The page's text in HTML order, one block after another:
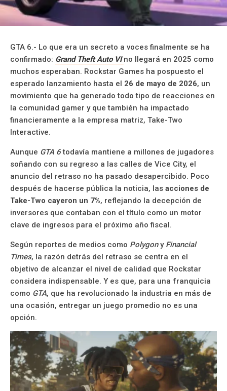
GTA 6.- Lo que era un secreto a voces finalmente se ha
confirmado: Grand Theft Auto VIno llegará en 2025 como
muchos esperaban. Rockstar Games ha pospuesto el
esperado lanzamiento hasta el 26 de mayo de 2026, un
movimiento que ha generado todo tipo de reacciones en
la comunidad gamer y que también ha impactado
financieramente a la empresa matriz, Take-Two
Interactive.
Aunque GTA 6todavía mantiene a millones de jugadores
soñando con su regreso a las calles de Vice City, el
anuncio del retraso no ha pasado desapercibido. Poco
después de hacerse pública la noticia, las acciones de
Take-Two cayeron un 7%, reflejando la decepción de
inversores que contaban con el título como un motor
clave de ingresos para el próximo año fiscal.
Según reportes de medios como Polygony Financial
Times, la razón detrás del retraso se centra en el
objetivo de alcanzar el nivel de calidad que Rockstar
considera indispensable. Y es que, para una franquicia
como GTA, que ha revolucionado la industria en más de
una ocasión, entregar un juego promedio no es una
opción.